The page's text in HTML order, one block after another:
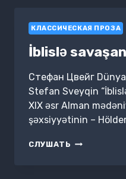
КЛАССИЧЕСКАЯ ПРОЗА
İblislə
Стефан Цвейг
Stefan Sveyqin
XIX əsr Alman
şəxsiyyətinin –
СЛУШАТЬ İBLISLƏ